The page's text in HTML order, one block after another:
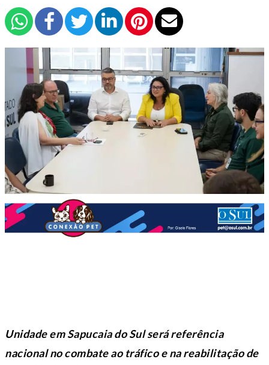
Unidade em Sapucaia do Sul será referência
nacional no combate ao tráfico e na reabilitação de